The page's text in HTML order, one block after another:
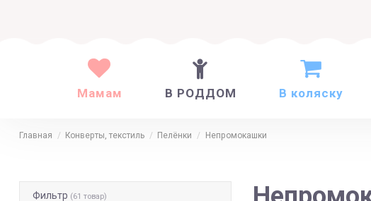
Мамам В РОДДОМ В коляску
Главная Конверты, текстиль Пелёнки Непромокашки
Фильтр (61 товар)